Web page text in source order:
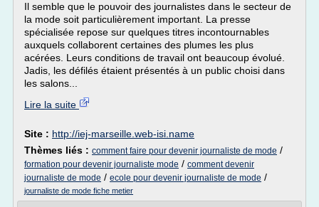
Il semble que le pouvoir des journalistes dans le secteur de
la mode soit particulièrement important. La presse
spécialisée repose sur quelques titres incontournables
auxquels collaborent certaines des plumes les plus
acérées. Leurs conditions de travail ont beaucoup évolué.
Jadis, les défilés étaient présentés à un public choisi dans
les salons...
Lire la suite
Site : http://iej-marseille.web-isi.name
Thèmes liés : comment faire pour devenir journaliste de mode /
formation pour devenir journaliste mode / comment devenir
journaliste de mode / ecole pour devenir journaliste de mode /
journaliste de mode fiche metier